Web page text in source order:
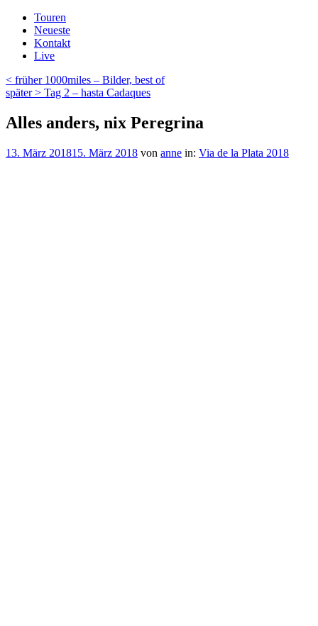
Zum
Inhalt
springen
Touren
Neueste
Kontakt
Live
Beitragsnavigation
Vorheriger
Beitrag
< früher 1000miles – Bilder, best of
Nächster
später > Tag 2 – hasta Cadaques
Alles anders, nix Peregrina
Veröffentlicht
13. März 201815. März 2018 von anne in: Via de la Plata 2018